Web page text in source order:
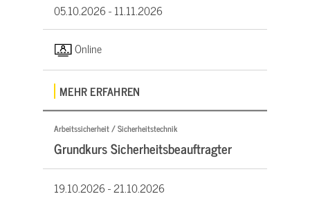
05.10.2026 -11.11.2026
Online
MEHR ERFAHREN
Arbeitssicherheit / Sicherheitstechnik
Grundkurs Sicherheitsbeauftragter
19.10.2026 -21.10.2026